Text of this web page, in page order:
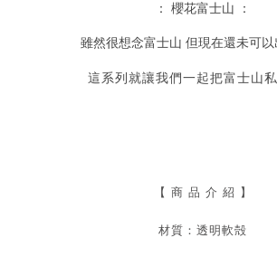
： 櫻花富士山 ：
雖然很想念富士山 但現在還未可
這系列就讓我們一起把富士山
【 商 品 介 紹 】
材質：透明軟殻